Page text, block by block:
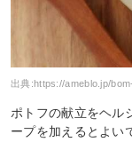
出典:https://ameblo.jp/
ポトフの献立をヘル
ープを加えるとよい